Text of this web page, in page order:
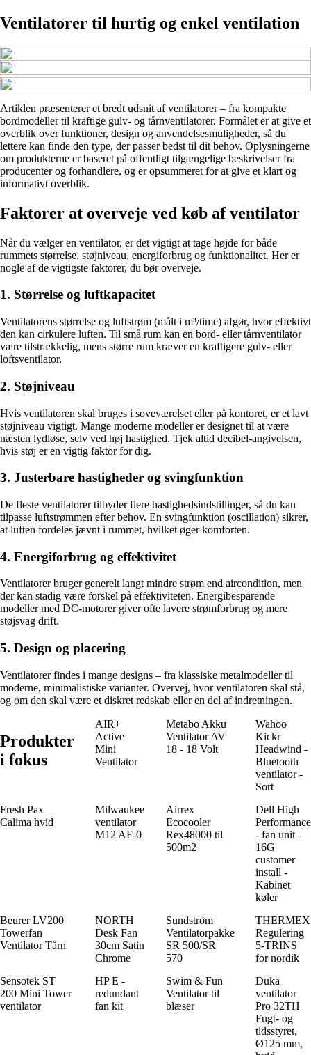
Ventilatorer til hurtig og enkel ventilation
Artiklen præsenterer et bredt udsnit af ventilatorer – fra kompakte
bordmodeller til kraftige gulv- og tårnventilatorer. Formålet er at give et
overblik over funktioner, design og anvendelsesmuligheder, så du
lettere kan finde den type, der passer bedst til dit behov. Oplysningerne
om produkterne er baseret på offentligt tilgængelige beskrivelser fra
producenter og forhandlere, og er opsummeret for at give et klart og
informativt overblik.
Faktorer at overveje ved køb af ventilator
Når du vælger en ventilator, er det vigtigt at tage højde for både
rummets størrelse, støjniveau, energiforbrug og funktionalitet. Her er
nogle af de vigtigste faktorer, du bør overveje.
1. Størrelse og luftkapacitet
Ventilatorens størrelse og luftstrøm (målt i m³/time) afgør, hvor effektivt
den kan cirkulere luften. Til små rum kan en bord- eller tårnventilator
være tilstrækkelig, mens større rum kræver en kraftigere gulv- eller
loftsventilator.
2. Støjniveau
Hvis ventilatoren skal bruges i soveværelset eller på kontoret, er et lavt
støjniveau vigtigt. Mange moderne modeller er designet til at være
næsten lydløse, selv ved høj hastighed. Tjek altid decibel-angivelsen,
hvis støj er en vigtig faktor for dig.
3. Justerbare hastigheder og svingfunktion
De fleste ventilatorer tilbyder flere hastighedsindstillinger, så du kan
tilpasse luftstrømmen efter behov. En svingfunktion (oscillation) sikrer,
at luften fordeles jævnt i rummet, hvilket øger komforten.
4. Energiforbrug og effektivitet
Ventilatorer bruger generelt langt mindre strøm end aircondition, men
der kan stadig være forskel på effektiviteten. Energibesparende
modeller med DC-motorer giver ofte lavere strømforbrug og mere
støjsvag drift.
5. Design og placering
Ventilatorer findes i mange designs – fra klassiske metalmodeller til
moderne, minimalistiske varianter. Overvej, hvor ventilatoren skal stå,
og om den skal være et diskret redskab eller en del af indretningen.
Produkter
i fokus
AIR+
Active
Mini
Ventilator
Metabo Akku
Ventilator AV
18 - 18 Volt
Wahoo
Kickr
Headwind -
Bluetooth
ventilator -
Sort
Fresh Pax
Calima hvid
Milwaukee
ventilator
M12 AF-0
Airrex
Ecocooler
Rex48000 til
500m2
Dell High
Performance
- fan unit -
16G
customer
install -
Kabinet
køler
Beurer LV200
Towerfan
Ventilator Tårn
NORTH
Desk Fan
30cm Satin
Chrome
Sundström
Ventilatorpakke
SR 500/SR
570
THERMEX
Regulering
5-TRINS
for nordik
Sensotek ST
200 Mini Tower
ventilator
HP E -
redundant
fan kit
Swim & Fun
Ventilator til
blæser
Duka
ventilator
Pro 32TH
Fugt- og
tidsstyret,
Ø125 mm,